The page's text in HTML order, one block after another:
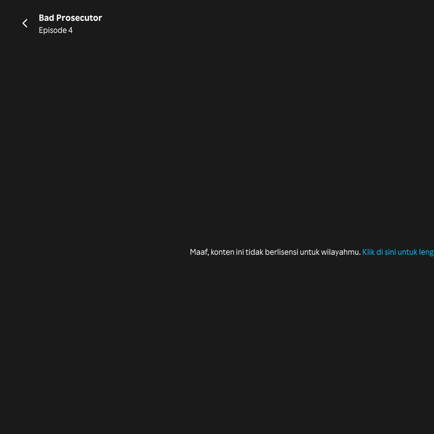
Bad Prosecutor
Episode 4
Maaf, konten ini tidak berlisensi untuk wilayahmu. Klik di sini untuk